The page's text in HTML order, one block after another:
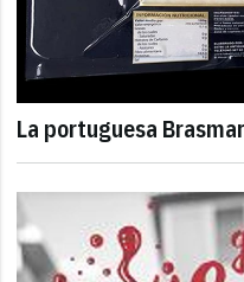
La portuguesa